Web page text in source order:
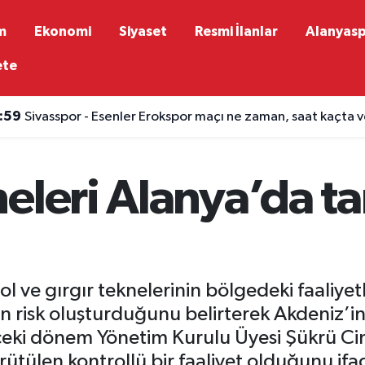
Ekonomi Siyaset Resmi İlanlar
Sivasspor - Esenler Erokspor maçı ne zaman, saat kaçta
Alanya’da
ve gırgır teknelerinin bölgedeki
risk oluşturduğunu belirterek
dönem Yönetim Kurulu Üyesi Şükrü